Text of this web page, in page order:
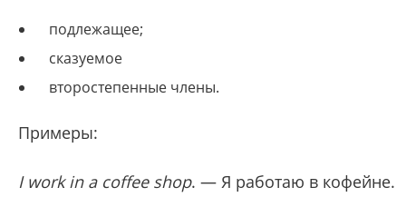
подлежащее;
сказуемое
второстепенные члены.
Примеры:
I work in a coffee shop. — Я работаю в кофейне.